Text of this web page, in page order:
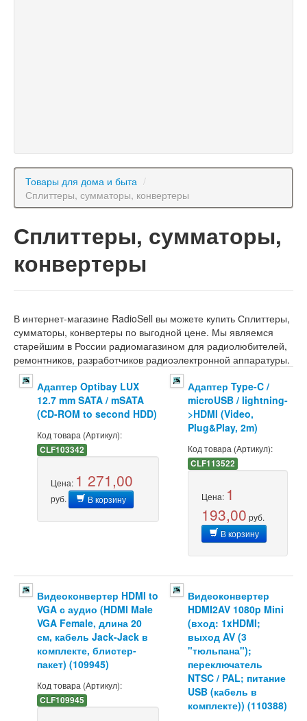
Товары для дома и быта /
Сплиттеры, сумматоры, конвертеры
Сплиттеры, сумматоры,
конвертеры
В интернет-магазине RadioSell вы можете купить Сплиттеры,
сумматоры, конвертеры по выгодной цене. Мы являемся
старейшим в России радиомагазином для радиолюбителей,
ремонтников, разработчиков радиоэлектронной аппаратуры.
Адаптер Optibay LUX
12.7 mm SATA / mSATA
(CD-ROM to second HDD)
Код товара (Артикул):
CLF103342
Цена: 1 271,00
руб. В корзину
Адаптер Type-C /
microUSB / lightning-
>HDMI (Video,
Plug&Play, 2m)
Код товара (Артикул):
CLF113522
Цена: 1
193,00 руб.
В корзину
Видеоконвертер HDMI to
VGA с аудио (HDMI Male
VGA Female, длина 20
см, кабель Jack-Jack в
комплекте, блистер-
пакет) (109945)
Код товара (Артикул):
CLF109945
Видеоконвертер
HDMI2AV 1080p Mini
(вход: 1xHDMI;
выход AV (3
"тюльпана");
переключатель
NTSC / PAL; питание
USB (кабель в
комплекте)) (110388)